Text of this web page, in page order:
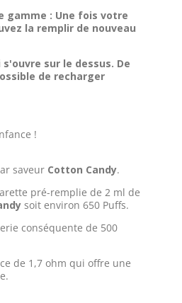
gamme : Une fois votre
la remplir de nouveau
sur le dessus. De
de recharger
!
saveur Cotton Candy.
pré-remplie de 2 ml de
soit environ 650 Puffs.
conséquente de 500
de 1,7 ohm qui offre une